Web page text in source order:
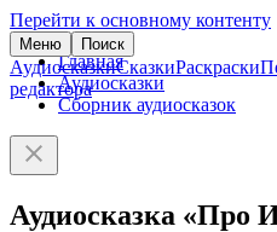
Перейти к основному контенту
Меню Поиск
АудиосказкиСказкиРаскраски
редактора
Главная
Аудиосказки
Сборник аудиосказок
Аудиосказка «Про